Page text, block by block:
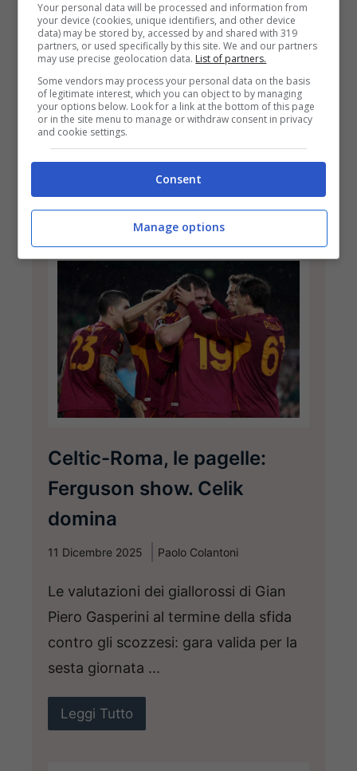
ufficiale!
15 Dicembre 2025 Paolo Colantoni
E’ ufficiale: da oggi lunedì 15 dicembre,
a Roma sono stati installati due nuovi
autovelox. Ecco dove sono entrati in
Leggi Tutto
Celtic-Roma, le pagelle:
Ferguson show. Celik
domina
11 Dicembre 2025 Paolo Colantoni
Le valutazioni dei giallorossi di Gian
Piero Gasperini al termine della sfida
contro gli scozzesi: gara valida per la
sesta giornata ...
Leggi Tutto
Your personal data will be processed and information from
your device (cookies, unique identifiers, and other device
data) may be stored by, accessed by and shared with 319
partners, or used specifically by this site. We and our partners
may use precise geolocation data. List of partners.
Some vendors may process your personal data on the basis
of legitimate interest, which you can object to by managing
your options below. Look for a link at the bottom of this page
or in the site menu to manage or withdraw consent in privacy
and cookie settings.
Consent
Manage options